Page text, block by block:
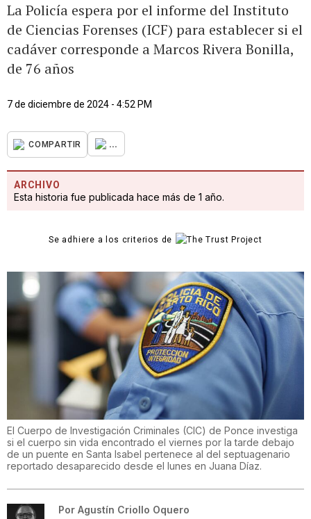
La Policía espera por el informe del Instituto
de Ciencias Forenses (ICF) para establecer si el
cadáver corresponde a Marcos Rivera Bonilla,
de 76 años
7 de diciembre de 2024 - 4:52 PM
COMPARTIR ...
ARCHIVO
Esta historia fue publicada hace más de 1 año.
Se adhiere a los criterios de
El Cuerpo de Investigación Criminales (CIC) de Ponce investiga
si el cuerpo sin vida encontrado el viernes por la tarde debajo
de un puente en Santa Isabel pertenece al del septuagenario
reportado desaparecido desde el lunes en Juana Díaz.
Por Agustín Criollo Oquero